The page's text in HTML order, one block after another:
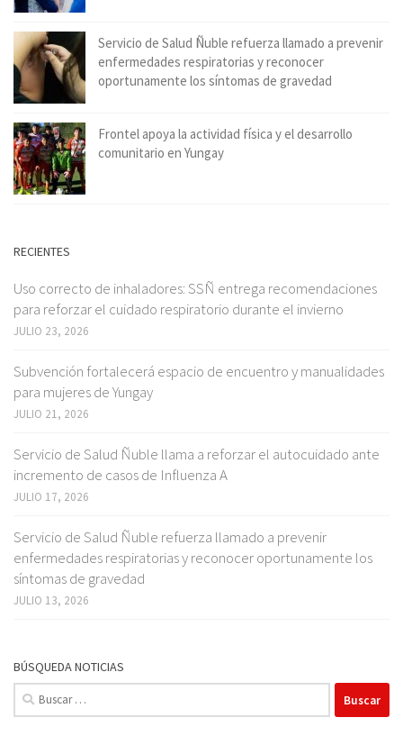
Servicio de Salud Ñuble refuerza llamado a prevenir
enfermedades respiratorias y reconocer
oportunamente los síntomas de gravedad
Frontel apoya la actividad física y el desarrollo
comunitario en Yungay
RECIENTES
Uso correcto de inhaladores: SSÑ entrega recomendaciones
para reforzar el cuidado respiratorio durante el invierno
JULIO 23, 2026
Subvención fortalecerá espacio de encuentro y manualidades
para mujeres de Yungay
JULIO 21, 2026
Servicio de Salud Ñuble llama a reforzar el autocuidado ante
incremento de casos de Influenza A
JULIO 17, 2026
Servicio de Salud Ñuble refuerza llamado a prevenir
enfermedades respiratorias y reconocer oportunamente los
síntomas de gravedad
JULIO 13, 2026
BÚSQUEDA NOTICIAS
Buscar: